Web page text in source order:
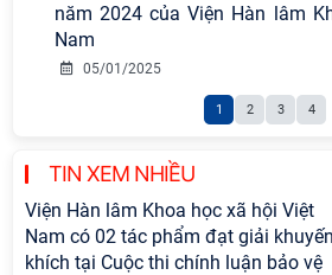
năm 2024 của Viện Hàn lâm
Nam
05/01/2025
1 2 3 4
TIN XEM NHIỀU
Viện Hàn lâm Khoa học xã hội Việt
Nam có 02 tác phẩm đạt giải khuyến
khích tại Cuộc thi chính luận bảo vệ